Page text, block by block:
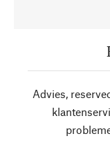
Advies,